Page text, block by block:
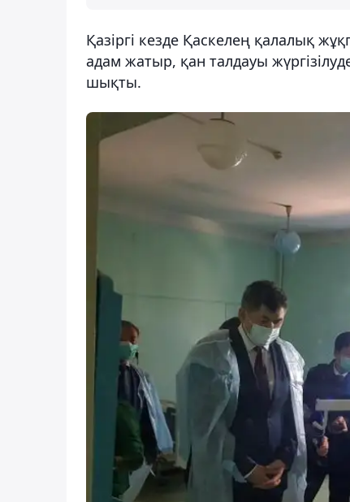
Қазіргі кезде Қаскелең қалалық
адам жатыр, қан талдауы
шықты.